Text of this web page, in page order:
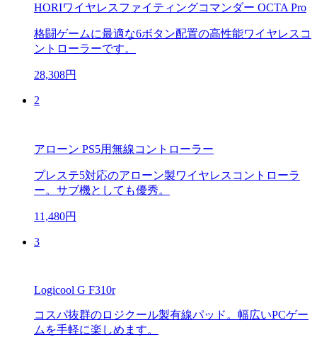
HORIワイヤレスファイティングコマンダー OCTA Pro
格闘ゲームに最適な6ボタン配置の高性能ワイヤレスコ
ントローラーです。
28,308円
2
アローン PS5用無線コントローラー
プレステ5対応のアローン製ワイヤレスコントローラ
ー。サブ機としても優秀。
11,480円
3
Logicool G F310r
コスパ抜群のロジクール製有線パッド。幅広いPCゲー
ムを手軽に楽しめます。